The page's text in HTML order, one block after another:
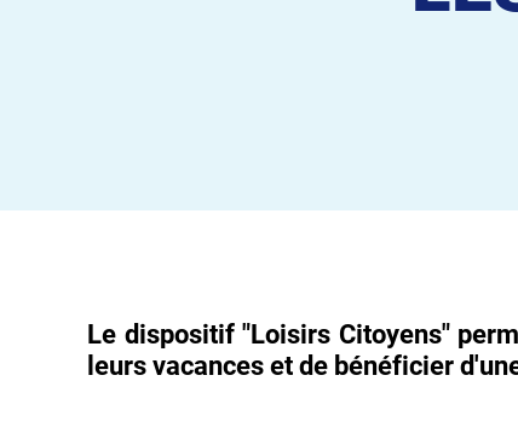
Le dispositif "Loisirs Citoyens"
leurs vacances et de bénéficier